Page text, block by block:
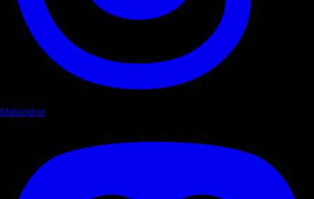
Mastodon